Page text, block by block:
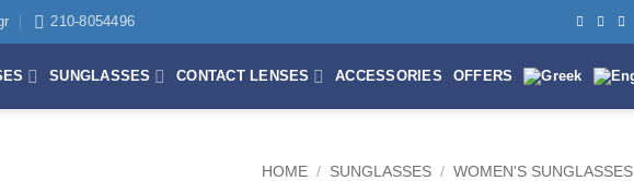
210-8054496
SUNGLASSES CONTACT LENSES ACCESSORIES OFFERS
HOME / SUNGLASSES / WOMEN'S SUNGLASSES